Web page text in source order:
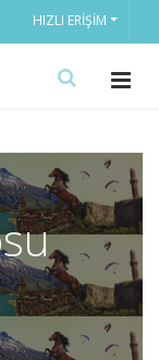
HIZLI ERIŞIM